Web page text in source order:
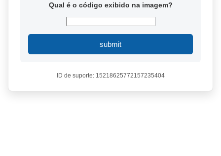
Qual é o código exibido na imagem?
submit
ID de suporte: 15218625772157235404